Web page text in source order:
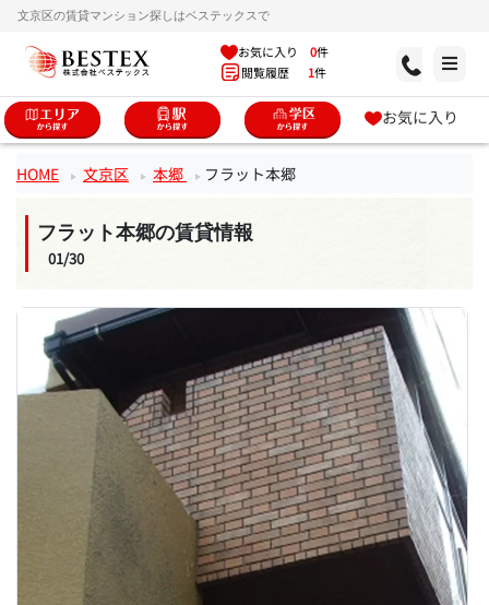
文京区の賃貸マンション探しはベステックスで
お気に入り 0件
閲覧履歴 1件
お気に入り
HOME 文京区 本郷 フラット本郷
フラット本郷の賃貸情報
01/30